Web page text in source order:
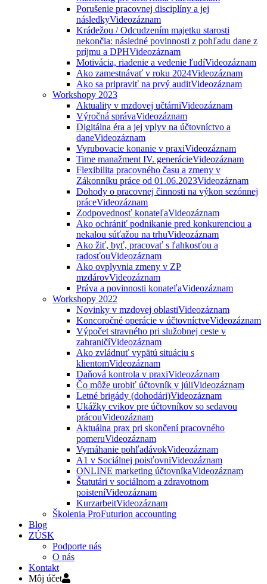
Porušenie pracovnej disciplíny a jej
následkyVideozáznam
Krádežou / Odcudzením majetku starosti
nekončia: následné povinnosti z pohľadu dane z
príjmu a DPHVideozáznam
Motivácia, riadenie a vedenie ľudíVideozáznam
Ako zamestnávať v roku 2024Videozáznam
Ako sa pripraviť na prvý auditVideozáznam
Workshopy 2023
Aktuality v mzdovej učtárniVideozáznam
Výročná správaVideozáznam
Digitálna éra a jej vplyv na účtovníctvo a
daneVideozáznam
Vyrubovacie konanie v praxiVideozáznam
Time manažment IV. generácieVideozáznam
Flexibilita pracovného času a zmeny v
Zákonníku práce od 01.06.2023Videozáznam
Dohody o pracovnej činnosti na výkon sezónnej
práceVideozáznam
Zodpovednosť konateľaVideozáznam
Ako ochrániť podnikanie pred konkurenciou a
nekalou súťažou na trhuVideozáznam
Ako žiť, byť, pracovať s ľahkosťou a
radosťouVideozáznam
Ako ovplyvnia zmeny v ZP
mzdárovVideozáznam
Práva a povinnosti konateľaVideozáznam
Workshopy 2022
Novinky v mzdovej oblastiVideozáznam
Koncoročné operácie v účtovníctveVideozáznam
Výpočet stravného pri služobnej ceste v
zahraničíVideozáznam
Ako zvládnuť vypätú situáciu s
klientomVideozáznam
Daňová kontrola v praxiVideozáznam
Čo môže urobiť účtovník v júliVideozáznam
Letné brigády (dohodári)Videozáznam
Ukážky cvikov pre účtovníkov so sedavou
prácouVideozáznam
Aktuálna prax pri skončení pracovného
pomeruVideozáznam
Vymáhanie pohľadávokVideozáznam
A1 v Sociálnej poisťovniVideozáznam
ONLINE marketing účtovníkaVideozáznam
Štatutári v sociálnom a zdravotnom
poisteníVideozáznam
KurzarbeitVideozáznam
Školenia ProFuturion accounting
Blog
ZÚSK
Podporte nás
O nás
Kontakt
Môj účet